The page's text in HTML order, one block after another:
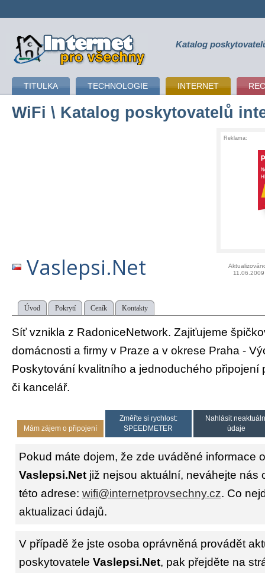
připojení k internetu Katalog
TITULKA TECHNOLOGIE INTERNET
WiFi \ Katalog poskytovatelů
Reklama:
Vaslepsi.Net
11.06.2009
Úvod Pokrytí Ceník Kontakty
Síť vznikla z RadoniceNetwork. Zajiťujeme
domácnosti a firmy v Praze a v okrese Praha -
Poskytování kvalitního a jednoduchého připojení
či kancelář.
Mám zájem o připojení
Změřte si rychlost:
SPEEDMETER
Nahlásit
údaje
Pokud máte dojem, že zde uváděné informace
Vaslepsi.Netjiž nejsou aktuální, neváhejte nás
této adrese: wifi@internetprovsechny.cz. Co
aktualizaci údajů.
V případě že jste osoba oprávněná provádět
poskytovatele Vaslepsi.Net, pak přejděte na